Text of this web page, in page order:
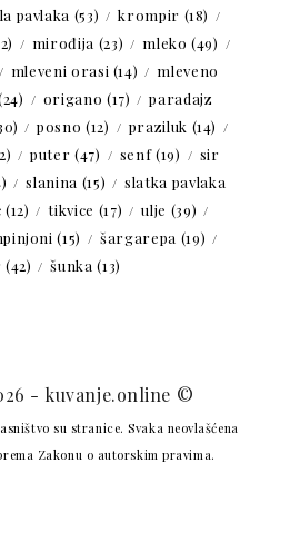
pavlaka (53) krompir (18)
mirođija (23) mleko (49)
mleveni orasi (14)
mleveno
origano (17)
paradajz
posno (12) praziluk (14)
puter (47) senf(19)
sir
slanina (15)
slatka pavlaka
(12) tikvice (17) ulje (39)
(15) šargarepa (19)
(42) šunka (13)
- kuvanje.online ©
su stranice. Svaka neovlašćena
Zakonu o autorskim pravima.